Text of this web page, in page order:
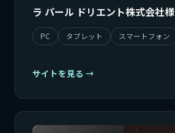
ラ パール ドリエント株式会社様
PC タブレット スマートフォン
サイトを見る